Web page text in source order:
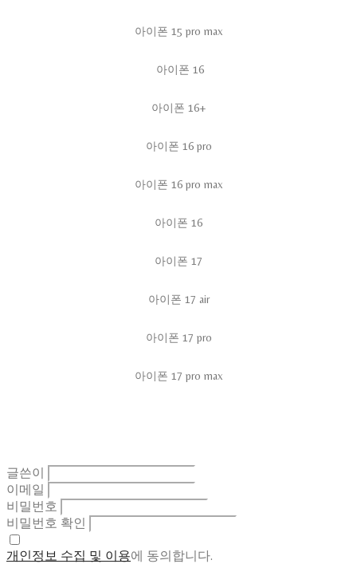
아이폰 15 pro max
아이폰 16
아이폰 16+
아이폰 16 pro
아이폰 16 pro max
아이폰 16
아이폰 17
아이폰 17 air
아이폰 17 pro
아이폰 17 pro max
글쓴이
이메일
비밀번호
비밀번호 확인
개인정보 수집 및 이용에 동의합니다.